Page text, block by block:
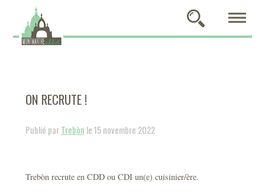
ON RECRUTE !
Publié parTrebòn le 15 novembre 2022
Trebòn recrute en CDD ou CDI un(e) cuisinier/ère.